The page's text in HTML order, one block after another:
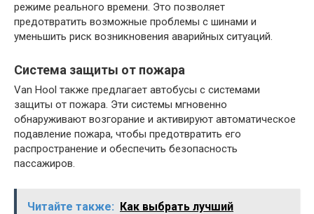
режиме реального времени. Это позволяет
предотвратить возможные проблемы с шинами и
уменьшить риск возникновения аварийных ситуаций.
Система защиты от пожара
Van Hool также предлагает автобусы с системами
защиты от пожара. Эти системы мгновенно
обнаруживают возгорание и активируют автоматическое
подавление пожара, чтобы предотвратить его
распространение и обеспечить безопасность
пассажиров.
Читайте также: Как выбрать лучший